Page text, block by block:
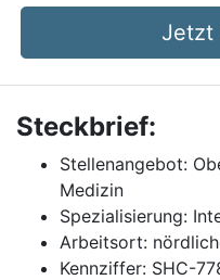
Jetzt
Steckbrief:
Stellenangebot:
Medizin
Spezialisierung:
Arbeitsort:
Kennziffer: SHC-